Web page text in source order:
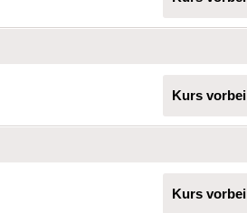
Kurs vorbei
Kurs vorbei